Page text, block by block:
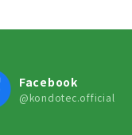
Facebook
@kondotec.official